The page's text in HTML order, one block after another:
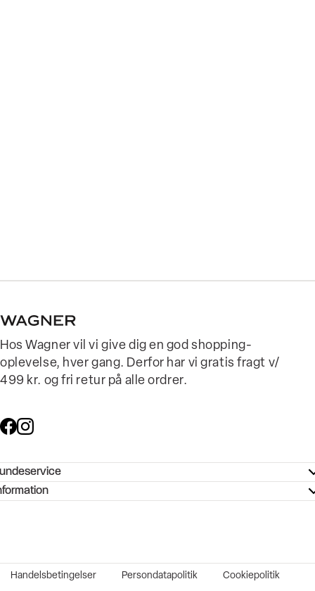
Hos Wagner vil vi give dig en god shopping-
oplevelse, hver gang. Derfor har vi gratis fragt v/
499 kr. og fri retur på alle ordrer.
- Hjælpecenter
køb
Handelsbetingelser Persondatapolitik Cookiepolitik